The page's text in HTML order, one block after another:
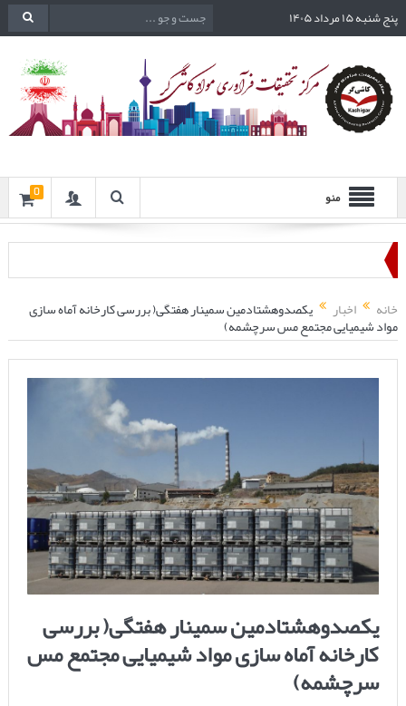
پنج شنبه ۱۵ مرداد ۱۴۰۵
منو 0
خانه اخبار یکصدوهشتادمین سمینار هفتگی( بررسی کارخانه آماه سازی
مواد شیمیایی مجتمع مس سرچشمه)
یکصدوهشتادمین سمینار هفتگی( بررسی
کارخانه آماه سازی مواد شیمیایی مجتمع مس
سرچشمه)